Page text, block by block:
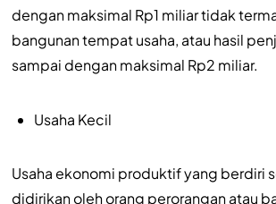
dengan maksimal Rp1 miliar tidak
bangunan tempat usaha, atau hasil
sampai dengan maksimal Rp2 miliar.
Usaha Kecil
Usaha ekonomi produktif yang berdiri
didirikan oleh orang perorangan atau